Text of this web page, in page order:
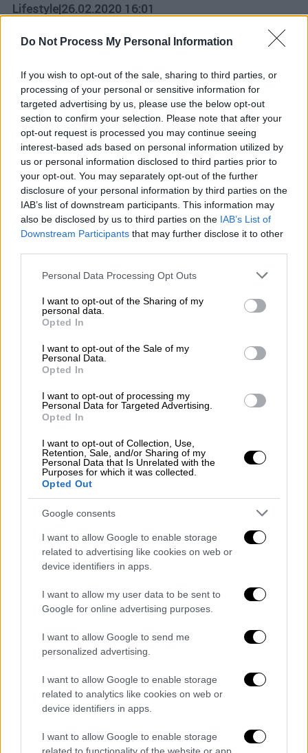
Do Not Process My Personal Information
If you wish to opt-out of the sale, sharing to third parties, or
processing of your personal or sensitive information for
targeted advertising by us, please use the below opt-out
section to confirm your selection. Please note that after your
opt-out request is processed you may continue seeing
interest-based ads based on personal information utilized by
us or personal information disclosed to third parties prior to
your opt-out. You may separately opt-out of the further
disclosure of your personal information by third parties on the
IAB’s list of downstream participants. This information may
also be disclosed by us to third parties on the IAB’s List of
Downstream Participants that may further disclose it to other
Please note that this website/app uses one or more Google
not limited to your visit or usage behaviour. You may click to
grant or deny consent to Google and its third-party tags to
use your data for below specified purposes in below Google
consent section.
Personal Data Processing Opt Outs
I want to opt-out of the Sharing of my
personal data.
Opted In
I want to opt-out of the Sale of my
Personal Data.
Opted In
I want to opt-out of processing my
Personal Data for Targeted Advertising.
Opted In
I want to opt-out of Collection, Use,
Retention, Sale, and/or Sharing of my
Personal Data that Is Unrelated with the
Purposes for which it was collected.
Opted Out
Google consents
I want to allow Google to enable storage
related to advertising like cookies on web or
device identifiers in apps.
I want to allow my user data to be sent to
Google for online advertising purposes.
I want to allow Google to send me
personalized advertising.
I want to allow Google to enable storage
related to analytics like cookies on web or
device identifiers in apps.
I want to allow Google to enable storage
Lifestyle|26.02.2020 16:01
Πώς εξαφανίστηκε η Duffy: Με βίασαν,
με νάρκωσαν και με κρατούσαν
Η Ουαλή τραγουδίστρια Duffy, που
αποσύρθηκε από το μουσικό προσκήνιο στην
κορυφή της καριέρας της πριν 10 χρόνια,
έκανε σήμερα μια τραγική αποκάλυψη
ΑΛΛΑ #TAGS
τραγουδίστρια
βιασμός
Disney+
απαγωγή
Duffy
ΔΗΜΟΦΙΛΗ ΣΤΟ TAG
01 Lifestyle|26.02.2020 16:01
Πώς εξαφανίστηκε η Duffy: Με
βίασαν, με νάρκωσαν και με
κρατούσαν αιχμάλωτη